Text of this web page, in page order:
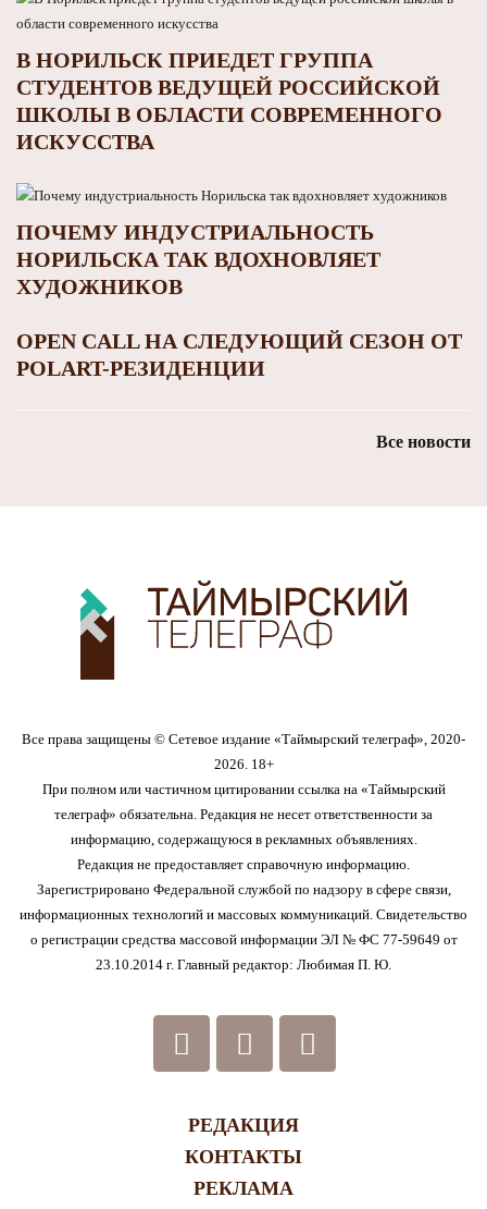
В НОРИЛЬСК ПРИЕДЕТ ГРУППА
СТУДЕНТОВ ВЕДУЩЕЙ РОССИЙСКОЙ
ШКОЛЫ В ОБЛАСТИ СОВРЕМЕННОГО
ИСКУССТВА
ПОЧЕМУ ИНДУСТРИАЛЬНОСТЬ
НОРИЛЬСКА ТАК ВДОХНОВЛЯЕТ
ХУДОЖНИКОВ
OPEN CALL НА СЛЕДУЮЩИЙ СЕЗОН ОТ
РOLART-РЕЗИДЕНЦИИ
Все новости
Все права защищены © Сетевое издание «Таймырский телеграф», 2020-
2026. 18+
При полном или частичном цитировании ссылка на «Таймырский
телеграф» обязательна. Редакция не несет ответственности за
информацию, содержащуюся в рекламных объявлениях.
Редакция не предоставляет справочную информацию.
Зарегистрировано Федеральной службой по надзору в сфере связи,
информационных технологий и массовых коммуникаций. Свидетельство
о регистрации средства массовой информации ЭЛ № ФС 77-59649 от
23.10.2014 г. Главный редактор: Любимая П. Ю.
РЕДАКЦИЯ
КОНТАКТЫ
РЕКЛАМА